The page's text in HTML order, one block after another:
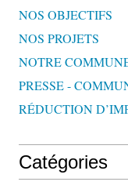
NOS OBJECTIFS
NOS PROJETS
NOTRE
PRESSE -
RÉDUCTION
Catégories